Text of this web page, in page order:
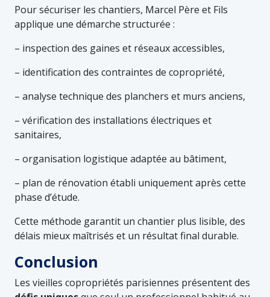
Pour sécuriser les chantiers, Marcel Père et Fils
applique une démarche structurée :
– inspection des gaines et réseaux accessibles,
– identification des contraintes de copropriété,
– analyse technique des planchers et murs anciens,
– vérification des installations électriques et
sanitaires,
– organisation logistique adaptée au bâtiment,
– plan de rénovation établi uniquement après cette
phase d’étude.
Cette méthode garantit un chantier plus lisible, des
délais mieux maîtrisés et un résultat final durable.
Conclusion
Les vieilles copropriétés parisiennes présentent des